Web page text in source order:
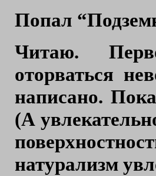
Попал
Читаю.
оторваться
написано.
(А
натурализм